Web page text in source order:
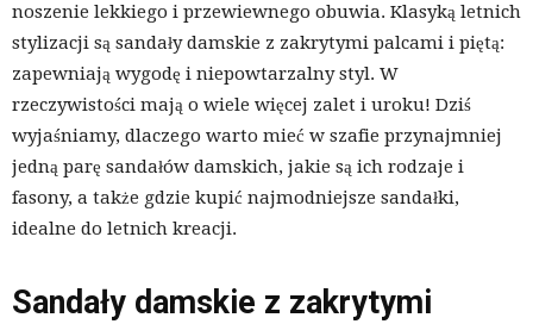
noszenie lekkiego i przewiewnego obuwia. Klasyką letnich
stylizacji są sandały damskie z zakrytymi palcami i piętą:
zapewniają wygodę i niepowtarzalny styl. W
rzeczywistości mają o wiele więcej zalet i uroku! Dziś
wyjaśniamy, dlaczego warto mieć w szafie przynajmniej
jedną parę sandałów damskich, jakie są ich rodzaje i
fasony, a także gdzie kupić najmodniejsze sandałki,
idealne do letnich kreacji.
Sandały damskie z zakrytymi